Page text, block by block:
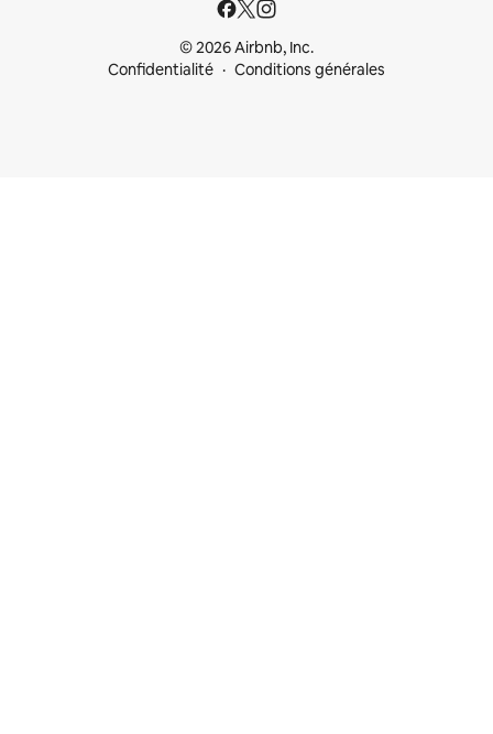
© 2026 Airbnb, Inc.
Confidentialité
Conditions générales